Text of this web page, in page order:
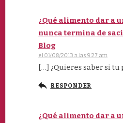
¿Qué alimento dar a
nunca termina de
Blog
el 01/08/2013 a las 9:27 am
[…] ¿Quieres saber si
RESPONDER
¿Qué alimento dar a